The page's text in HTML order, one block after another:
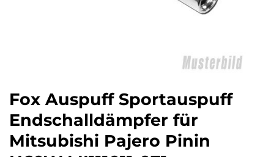
Fox Auspuff Sportauspuff
Endschalldämpfer für
Mitsubishi Pajero Pinin